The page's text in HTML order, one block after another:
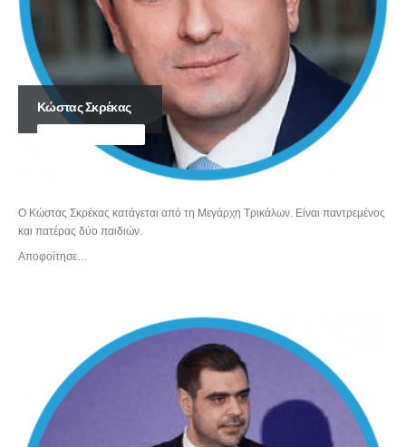
Κώστας Σκρέκας
Ο Κώστας Σκρέκας κατάγεται από τη Μεγάρχη Τρικάλων. Είναι παντρεμένος
και πατέρας δύο παιδιών.
Αποφοίτησε…